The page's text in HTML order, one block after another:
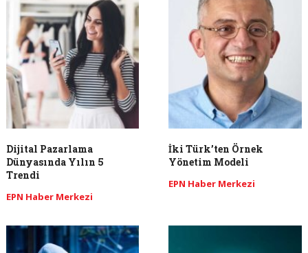
Dijital Pazarlama
Dünyasında Yılın 5
Trendi
EPN Haber Merkezi
İki Türk’ten Örnek
Yönetim Modeli
EPN Haber Merkezi